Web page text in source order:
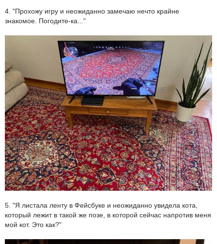
4. "Прохожу игру и неожиданно замечаю нечто крайне
знакомое. Погодите-ка..."
5. "Я листала ленту в Фейсбуке и неожиданно увидела кота,
который лежит в такой же позе, в которой сейчас напротив меня
мой кот. Это как?"